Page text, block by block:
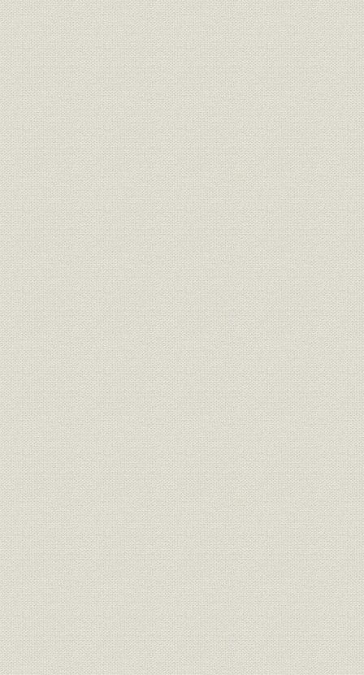
デジタル通信社へ転換
第1節 デジタル化の進展
第2節 総合画像の船出
第3節 編集局改革
第4節 副部長制導入
第5節 記者薬物使用事件
第6節 村山政権から橋本政権へ
第7節 衆院選公示ミス
第8節 合同方式が定着
第9節 オウム報道
第10節 ペルー大使公邸事件
第11節 拓銀、山一破たん
第12節 公式通信社の責務果たす
第13節 文化ニュースを強化
第14節 神戸連続児童殺傷事件
第15節 文化財ハンドブック
第2章 斎田時代(98・6・18―02・12・12)
通信社改造を打ち出す
第1節 2001年委員会
第2節 メディア局誕生